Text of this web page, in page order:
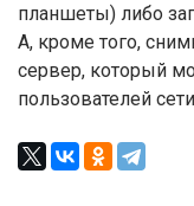
планшеты) либо
А, кроме того,
сервер, который
пользователей